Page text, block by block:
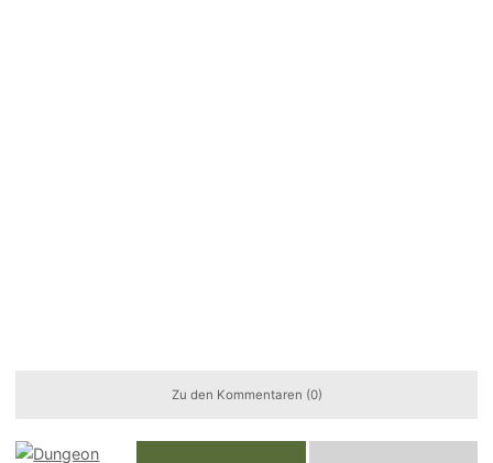
Zu den Kommentaren (0)